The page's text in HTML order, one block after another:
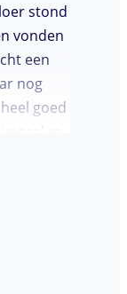
stond
vonden
een
nog
goed
zo